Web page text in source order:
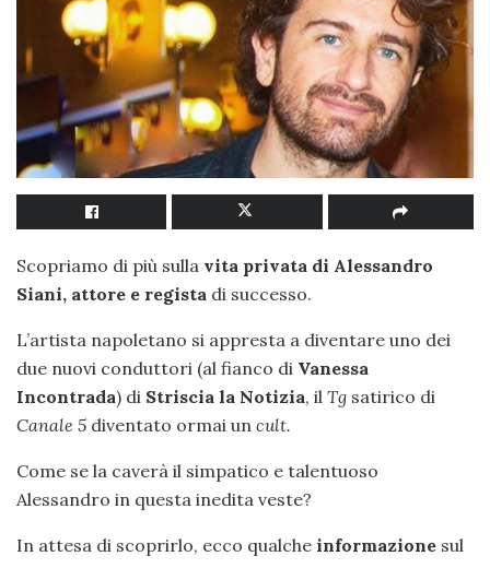
Scopriamo di più sulla vita privata di Alessandro
Siani, attore e regista di successo.
L’artista napoletano si appresta a diventare uno dei
due nuovi conduttori (al fianco di Vanessa
Incontrada) di Striscia la Notizia, il Tg satirico di
Canale 5 diventato ormai un cult.
Come se la caverà il simpatico e talentuoso
Alessandro in questa inedita veste?
In attesa di scoprirlo, ecco qualche informazione sul